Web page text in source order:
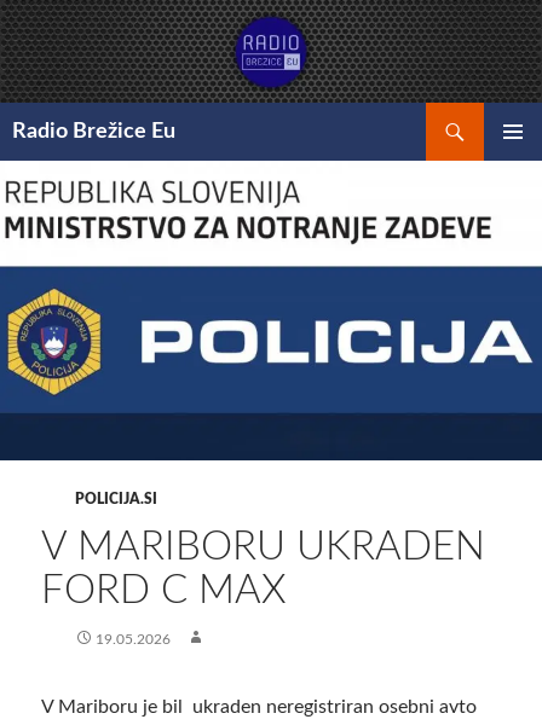
Preskoči
na
vsebino
Radio Brežice Eu
POLICIJA.SI
V MARIBORU UKRADEN
FORD C MAX
19.05.2026
V Mariboru je bil ukraden neregistriran osebni avto